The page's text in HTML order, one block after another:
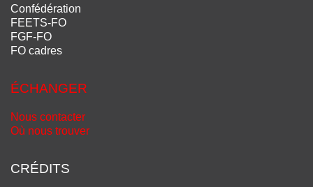
Confédération
FEETS-FO
FGF-FO
FO cadres
ÉCHANGER
Nous contacter
Où nous trouver
CRÉDITS